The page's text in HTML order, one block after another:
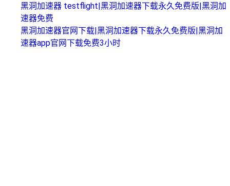
黑洞加速器 testflight|黑洞加速器下载永久免费版|黑洞加
速器免费
黑洞加速器官网下载|黑洞加速器下载永久免费版|黑洞加
速器app官网下载免费3小时